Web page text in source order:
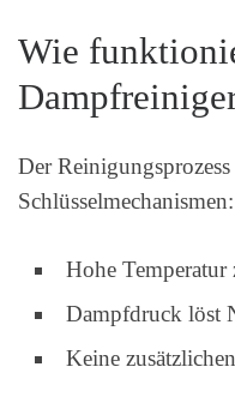
Wie
Der
Schlüsselmechanismen:
Hohe Temperatur
Dampfdruck löst
Keine